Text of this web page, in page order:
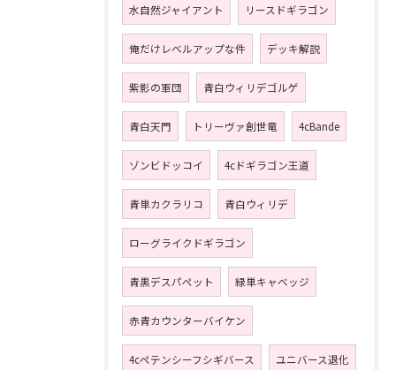
水自然ジャイアント リースドギラゴン
俺だけレベルアップな件 デッキ解説
紫影の軍団 青白ウィリデゴルゲ
青白天門 トリーヴァ創世竜 4cBande
ゾンビドッコイ 4cドギラゴン王道
青単カクラリコ 青白ウィリデ
ローグライクドギラゴン
青黒デスパペット 緑単キャベッジ
赤青カウンターバイケン
4cペテンシーフシギバース ユニバース退化